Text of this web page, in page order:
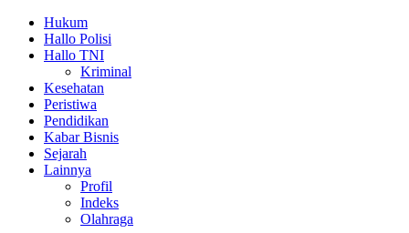
Hukum
Hallo Polisi
Hallo TNI
Kriminal
Kesehatan
Peristiwa
Pendidikan
Kabar Bisnis
Sejarah
Lainnya
Profil
Indeks
Olahraga